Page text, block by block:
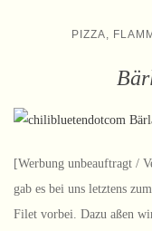
PIZZA,
[Werbung unbeauftragt /
gab es bei uns letztens
Filet vorbei. Dazu aßen